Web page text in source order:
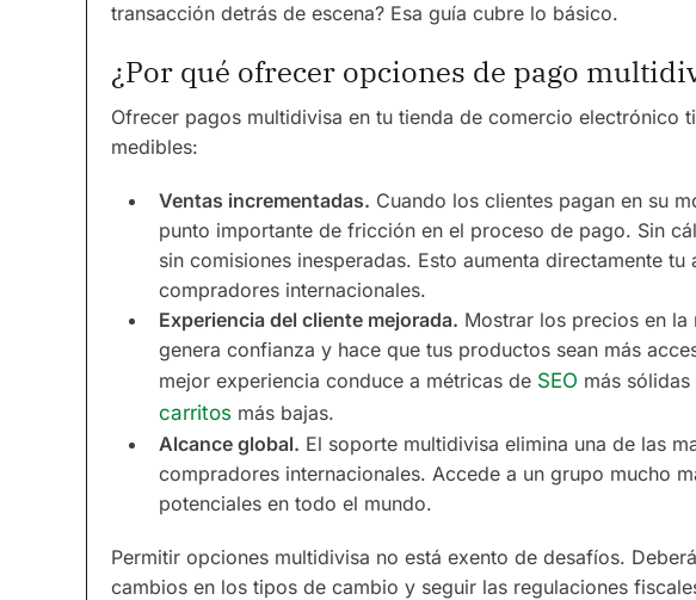
transacción detrás de escena? Esa guía cubre lo básico.
¿Por qué ofrecer opciones de pago
Ofrecer pagos multidivisa en tu tienda de comercio electrónico
medibles:
Ventas incrementadas. Cuando los clientes pagan en su
punto importante de fricción en el proceso de pago. Sin
sin comisiones inesperadas. Esto aumenta directamente
compradores internacionales.
Experiencia del cliente mejorada. Mostrar los precios en
genera confianza y hace que tus productos sean más
mejor experiencia conduce a métricas de SEO más sólidas
carritos más bajas.
Alcance global. El soporte multidivisa elimina una de las
compradores internacionales. Accede a un grupo mucho
potenciales en todo el mundo.
Permitir opciones multidivisa no está exento de desafíos.
cambios en los tipos de cambio y seguir las regulaciones